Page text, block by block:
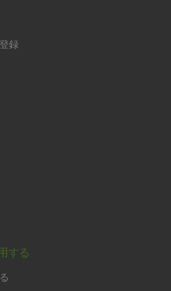
録
する